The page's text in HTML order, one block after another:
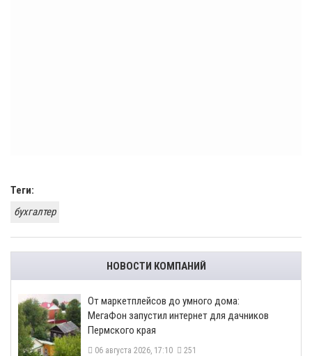
Теги:
бухгалтер
НОВОСТИ КОМПАНИЙ
От маркетплейсов до умного дома:
МегаФон запустил интернет для дачников
Пермского края
06 августа 2026, 17:10 251